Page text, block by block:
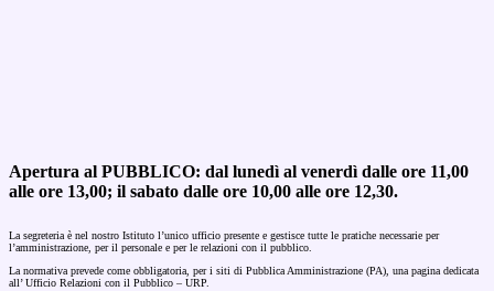
Apertura al PUBBLICO: dal lunedì al venerdì dalle ore 11,00
alle ore 13,00; il sabato dalle ore 10,00 alle ore 12,30.
La segreteria è nel nostro Istituto l’unico ufficio presente e gestisce tutte le pratiche necessarie per
l’amministrazione, per il personale e per le relazioni con il pubblico.
La normativa prevede come obbligatoria, per i siti di Pubblica Amministrazione (PA), una pagina dedicata
all’ Ufficio Relazioni con il Pubblico – URP.